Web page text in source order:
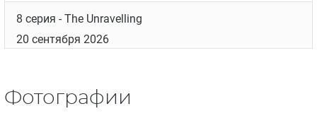
8 серия - The Unravelling
20 сентября 2026
Фотографии